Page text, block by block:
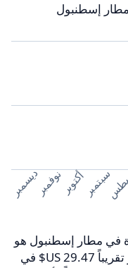
إسطنبول
سبتمبرأكتوبرنوفمبرديسمبر
في مطار إسطنبول هو
فبراير — عندما تبلغ تكاليف الاستئجار تقريباً ‏29.47 US$ في